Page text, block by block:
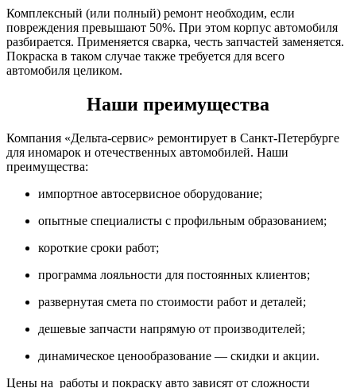
Комплексный (или полный) ремонт необходим, если
повреждения превышают 50%. При этом корпус автомобиля
разбирается. Применяется сварка, честь запчастей заменяется.
Покраска в таком случае также требуется для всего
автомобиля целиком.
Наши преимущества
Компания «Дельта-сервис» ремонтирует в Санкт-Петербурге
для иномарок и отечественных автомобилей. Наши
преимущества:
импортное автосервисное оборудование;
опытные специалисты с профильным образованием;
короткие сроки работ;
программа лояльности для постоянных клиентов;
развернутая смета по стоимости работ и деталей;
дешевые запчасти напрямую от производителей;
динамическое ценообразование — скидки и акции.
Цены на работы и покраску авто зависят от сложности